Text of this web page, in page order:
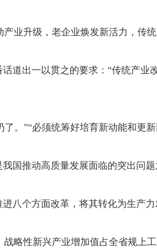
业升级，老企业焕发新活力，传
道出一以贯之的要求：“传统产业
。”“必须统筹好培育新动能和更
国推动高质量发展面临的突出问题
八个方面改革，将其转化为生产
略性新兴产业增加值占全省规上